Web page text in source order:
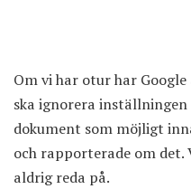
Om vi har otur har
ska ignorera
dokument som möjligt
och rapporterade om det.
aldrig reda på.